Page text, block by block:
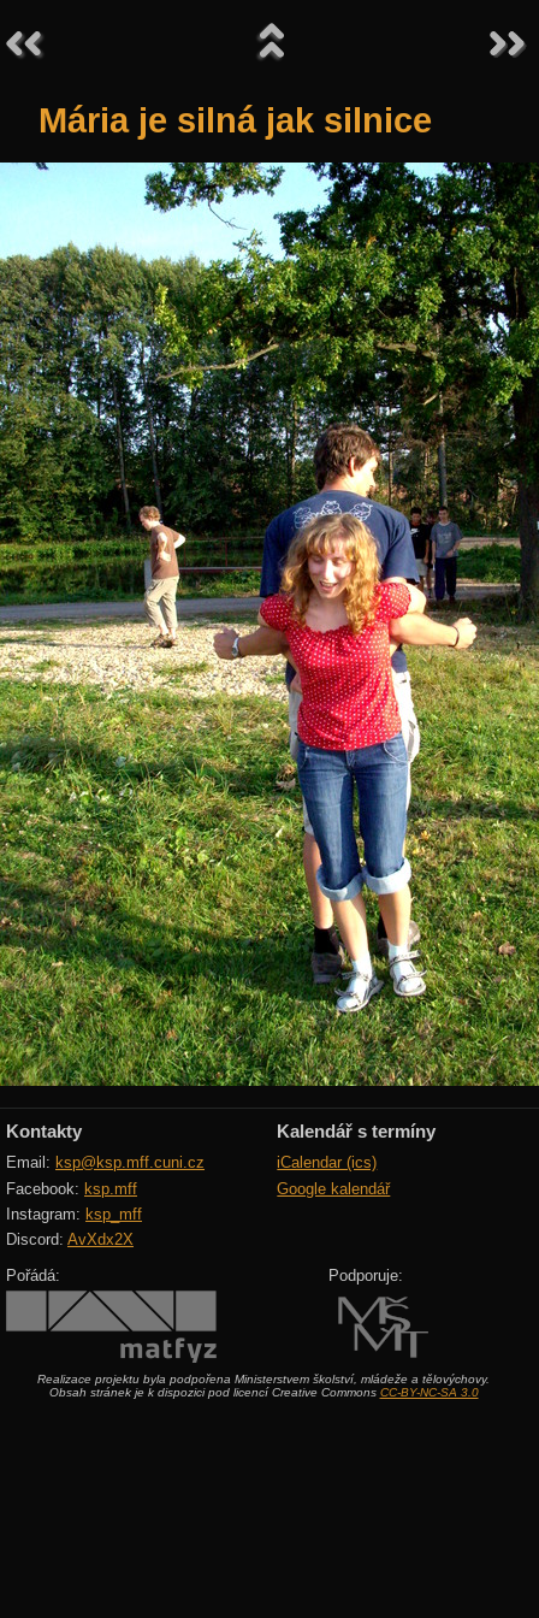
Mária je silná jak silnice
Kontakty
Email: ksp@ksp.mff.cuni.cz
Facebook: ksp.mff
Instagram: ksp_mff
Discord: AvXdx2X
Kalendář s termíny
iCalendar (ics)
Google kalendář
Pořádá: Podporuje:
Realizace projektu byla podpořena Ministerstvem školství, mládeže a tělovýchovy.
Obsah stránek je k dispozici pod licencí Creative Commons CC-BY-NC-SA 3.0